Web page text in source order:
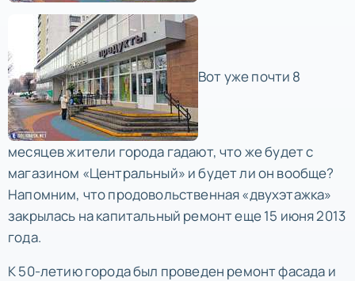
Вот уже почти 8
месяцев жители города гадают, что же будет с
магазином «Центральный» и будет ли он вообще?
Напомним, что продовольственная «двухэтажка»
закрылась на капитальный ремонт еще 15 июня 2013
года.
К 50-летию города был проведен ремонт фасада и